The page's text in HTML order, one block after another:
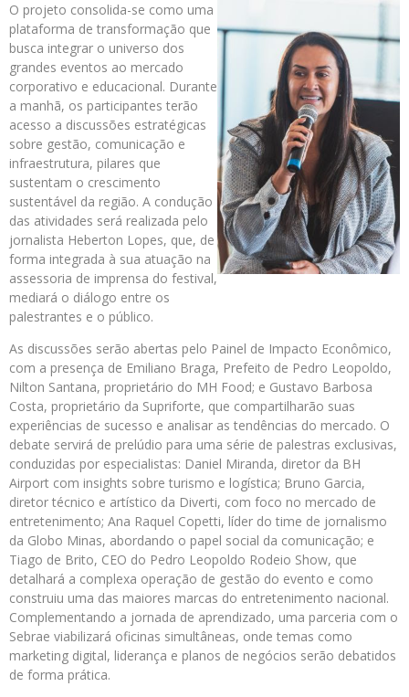
O projeto consolida-se como uma
plataforma de transformação que
busca integrar o universo dos
grandes eventos ao mercado
corporativo e educacional. Durante
a manhã, os participantes terão
acesso a discussões estratégicas
sobre gestão, comunicação e
infraestrutura, pilares que
sustentam o crescimento
sustentável da região. A condução
das atividades será realizada pelo
jornalista Heberton Lopes, que, de
forma integrada à sua atuação na
assessoria de imprensa do festival,
mediará o diálogo entre os
palestrantes e o público.
As discussões serão abertas pelo Painel de Impacto Econômico,
com a presença de Emiliano Braga, Prefeito de Pedro Leopoldo,
Nilton Santana, proprietário do MH Food; e Gustavo Barbosa
Costa, proprietário da Supriforte, que compartilharão suas
experiências de sucesso e analisar as tendências do mercado. O
debate servirá de prelúdio para uma série de palestras exclusivas,
conduzidas por especialistas: Daniel Miranda, diretor da BH
Airport com insights sobre turismo e logística; Bruno Garcia,
diretor técnico e artístico da Diverti, com foco no mercado de
entretenimento; Ana Raquel Copetti, líder do time de jornalismo
da Globo Minas, abordando o papel social da comunicação; e
Tiago de Brito, CEO do Pedro Leopoldo Rodeio Show, que
detalhará a complexa operação de gestão do evento e como
construiu uma das maiores marcas do entretenimento nacional.
Complementando a jornada de aprendizado, uma parceria com o
Sebrae viabilizará oficinas simultâneas, onde temas como
marketing digital, liderança e planos de negócios serão debatidos
de forma prática.